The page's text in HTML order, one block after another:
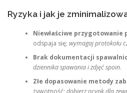
Ryzyka i jak je
Niewłaściwe przygotowanie
odspaja się; wymagaj protokołu
Brak dokumentacji
dziennika spawania i zdjęć spoin.
Złe dopasowanie metody
żywotność; dobierz ocynk dla